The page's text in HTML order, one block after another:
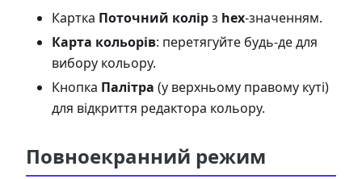
Картка Поточний колірз hex-значенням.
Карта кольорів: перетягуйте будь-де для
вибору кольору.
Кнопка Палітра (у верхньому правому куті)
для відкриття редактора кольору.
Повноекранний режим